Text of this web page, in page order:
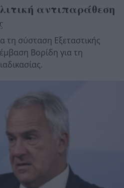
αντιπαράθεση
τη σύσταση Εξεταστικής
Βορίδη για τη